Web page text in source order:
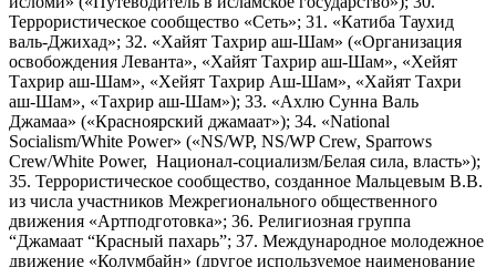
Террористическое сообщество «Сеть»; 31. «Катиба Таухид
валь-Джихад»; 32. «Хайят Тахрир аш-Шам» («Организация
освобождения Леванта», «Хайят Тахрир аш-Шам», «Хейят
Тахрир аш-Шам», «Хейят Тахрир Аш-Шам», «Хайят Тахри
аш-Шам», «Тахрир аш-Шам»); 33. «Ахлю Сунна Валь
Джамаа» («Красноярский джамаат»); 34. «National
Socialism/White Power» («NS/WP, NS/WP Crew, Sparrows
Crew/White Power, Национал-социализм/Белая сила, власть»);
35. Террористическое сообщество, созданное Мальцевым В.В.
из числа участников Межрегионального общественного
движения «Артподготовка»; 36. Религиозная группа
“Джамаат “Красный пахарь”; 37. Международное молодежное
движение «Колумбайн» (другое используемое наименование